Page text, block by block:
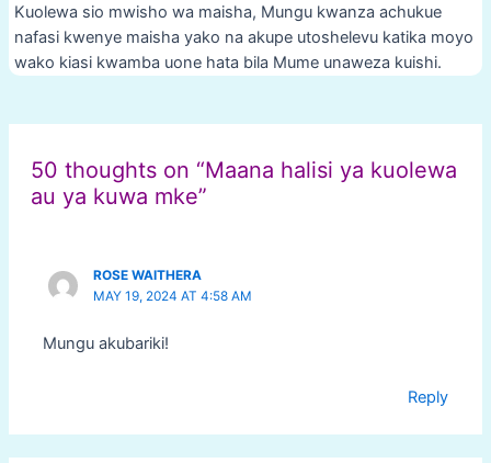
Kuolewa sio mwisho wa maisha, Mungu kwanza achukue
nafasi kwenye maisha yako na akupe utoshelevu katika moyo
wako kiasi kwamba uone hata bila Mume unaweza kuishi.
50 thoughts on “Maana halisi ya kuolewa
au ya kuwa mke”
ROSE WAITHERA
MAY 19, 2024 AT 4:58 AM
Mungu akubariki!
Reply